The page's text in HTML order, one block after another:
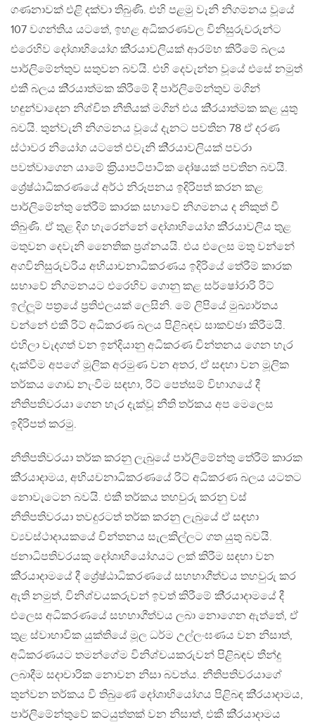
ගණනාවක් එළි දක්වා තිබුණි. එහි පළමු වැනි නිගමනය වූයේ
107 වගන්තිය යටතේ, ඉහළ අධිකරණවල විනිසුරුවරුන්ට
එරෙහිව දෝශාභියෝග කි‍්‍රයාවලියක් ආරම්භ කිරීමේ බලය
පාර්ලිමේන්තුව සතුවන බවයි. එහි දෙවැන්න වූයේ එසේ නමුත්
එකී බලය කි‍්‍රයාත්මක කිරීමේ දී පාර්ලිමේන්තුව මගින්
හඳුන්වාදෙන නිශ්චිත නීතියක් මගින් එය කි‍්‍රයාත්මක කළ යුතු
බවයි. තුන්වැනි නිගමනය වූයේ දැනට පවතින 78 ඒ දරණ
ස්ථාවර නියෝග යටතේ එවැනි කි‍්‍රයාවලියක් පවරා
පවත්වාගෙන යාමේ ක‍්‍රියාපටිපාටික දෝෂයක් පවතින බවයි.
ශ්‍රේෂ්ඨාධිකරණයේ අර්ථ නිරූපනය ඉදිරිපත් කරන කළ
පාර්ලිමේන්තු තේරීම් කාරක සභාවේ නිගමනය ද නිකුත් වී
තිබුණි. ඒ තුළ දිග හැරෙන්නේ දෝශාභියෝග කි‍්‍රයාවලිය තුළ
මතුවන දෙවැනි නෛතික ප‍්‍රශ්නයයි. එය එලෙස මතු වන්නේ
අගවිනිසුරුවරිය අභියාචනාධිකරණය ඉදිරියේ තේරීම් කාරක
සභාවේ නිගමනයට එරෙහිව ගොනු කළ සර්ෂෝරාරි රිට්
ඉල්ලූම් පත‍්‍රයේ ප‍්‍රතිඵලයක් ලෙසිනි. මේ ලිපියේ මුඛ්‍යාර්තය
වන්නේ එකී රිට් අධිකරණ බලය පිළිබඳව සාකච්ඡා කිරීමයි.
එහිලා වැදගත් වන ඉන්දියානු අධිකරණ චින්තනය ගෙන හැර
දැක්වීම අපගේ මූලික අරමුණ වන අතර, ඒ සඳහා වන මූලික
තර්කය ගොඩ නැංවීම සඳහා, රිට් පෙත්සම් විභාගයේ දී
නීතිපතිවරයා ගෙන හැර දැක්වූ නීති තර්කය අප මෙලෙස
ඉදිරිපත් කරමු.
නීතිපතිවරයා තර්ක කරනු ලැබුයේ පාර්ලිමේන්තු තේරීම් කාරක
කි‍්‍රයාදාමය, අභියචනාධිකරණයේ රිට් අධිකරණ බලය යටතට
නොවැටෙන බවයි. එකී තර්කය තහවුරු කරනු වස්
නීතිපතිවරයා තවදුරටත් තර්ක කරනු ලැබුයේ ඒ සඳහා
ව්‍යවස්ථාදායකයේ චින්තනය සැලකිල්ලට ගත යුතු බවයි.
ජනාධිපතිවරයකු දෝශාභියෝගයට ලක් කිරීම සඳහා වන
කි‍්‍රයාදාමයේ දී ශ්‍රේෂ්ඨාධිකරණයේ සහභාගීත්වය තහවුරු කර
ඇති නමුත්, විනිශ්චයකරුවන් ඉවත් කිරීමේ කි‍්‍රයාදාමයේ දී
එලෙස අධිකරණයේ සහභාගීත්වය ලබා නොගෙන ඇත්තේ, ඒ
තුළ ස්වාභාවික යුක්තියේ මූල ධර්ම උල්ලංඝණය වන නිසාත්,
අධිකරණයට තමන්ගේම විනිශ්චයකරුවන් පිළිබඳව තීන්දු
ලබාදීම සදාචාරික නොවන නිසා බවත්ය. නීතිපතිවරයාගේ
තුන්වන තර්කය වී තිබුණේ දෝශාභියෝගය පිළිබඳ කි‍්‍රයාදාමය,
පාර්ලිමේන්තුවේ කටයුත්තක් වන නිසාත්, එකී කි‍්‍රයාදාමය